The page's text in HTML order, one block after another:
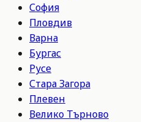
София
Пловдив
Варна
Бургас
Русе
Стара Загора
Плевен
Велико Търново